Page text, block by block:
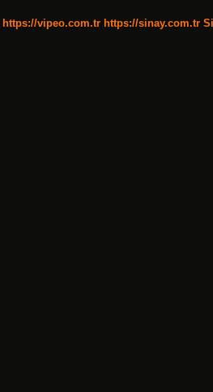
https://vipeo.com.tr https://sinay.com.tr